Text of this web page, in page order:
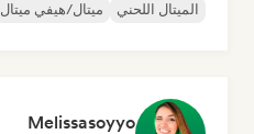
الميتال اللحني
ميتال/هيفي ميتال
Melissasoyyo